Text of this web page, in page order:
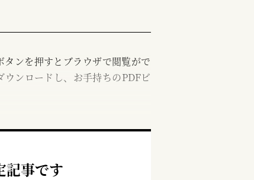
ンを押すとブラウザで閲覧がで
ンロードし、お手持ちのPDFビ
記事です